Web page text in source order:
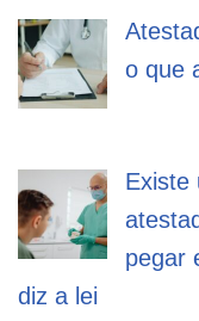
o que
Existe
pegar
diz a lei